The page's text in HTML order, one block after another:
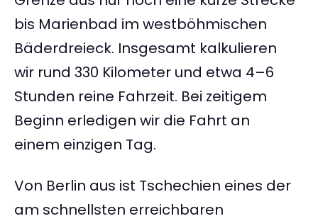
bis Marienbad im westböhmischen
Bäderdreieck. Insgesamt kalkulieren
wir rund 330 Kilometer und etwa 4–6
Stunden reine Fahrzeit. Bei zeitigem
Beginn erledigen wir die Fahrt an
einem einzigen Tag.
Von Berlin aus ist Tschechien eines der
am schnellsten erreichbaren